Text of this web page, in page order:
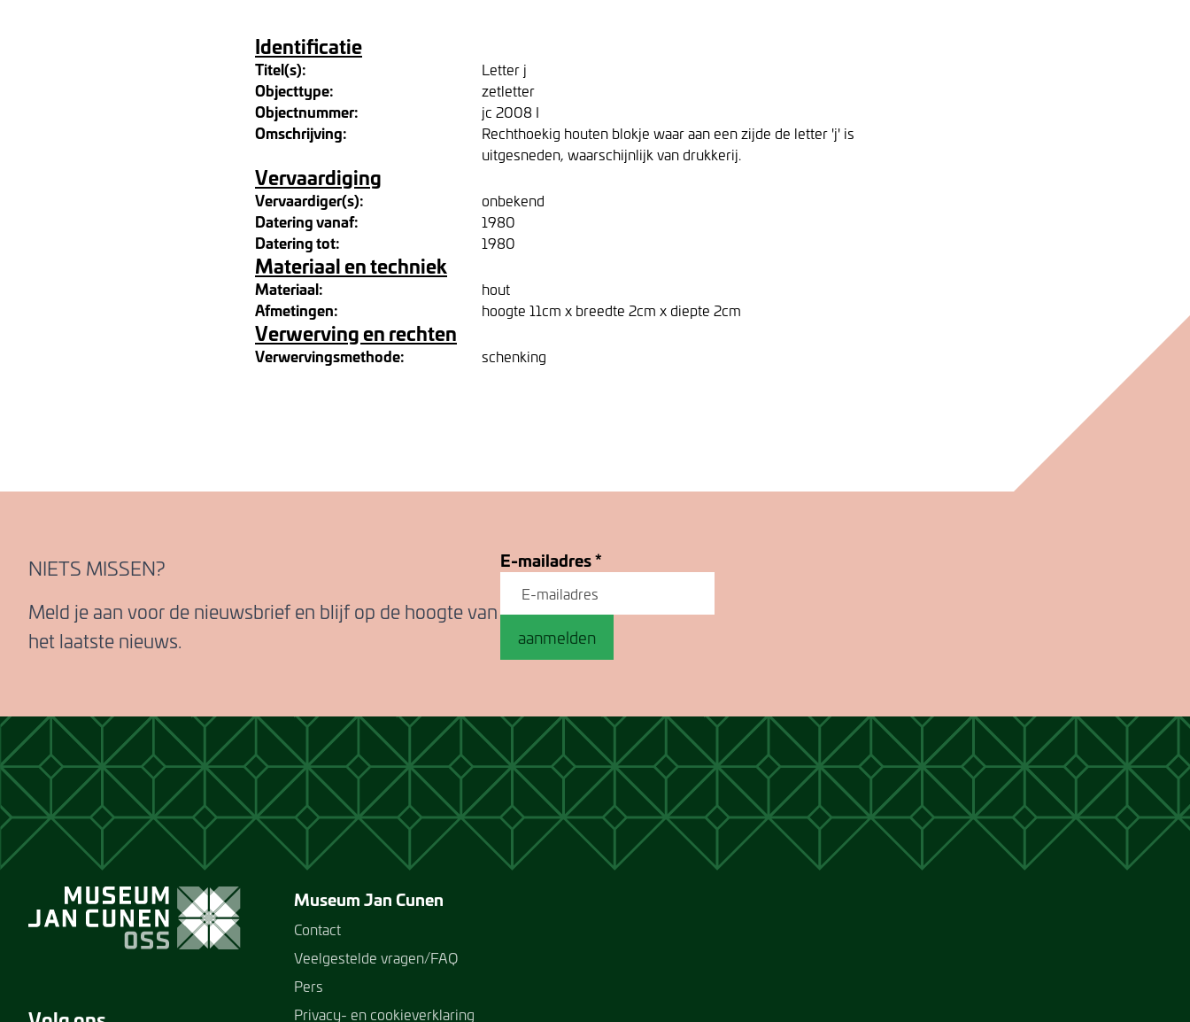
Identificatie
Titel(s): Letter j
Objecttype: zetletter
Objectnummer: jc 2008 I
Omschrijving:
Rechthoekig houten blokje waar aan een zijde de letter 'j' is
uitgesneden, waarschijnlijk van drukkerij.
Vervaardiging
Vervaardiger(s): onbekend
Datering vanaf: 1980
Datering tot: 1980
Materiaal en techniek
Materiaal: hout
Afmetingen: hoogte 11cm x breedte 2cm x diepte 2cm
Verwerving en rechten
Verwervingsmethode: schenking
NIETS MISSEN?
Meld je aan voor de nieuwsbrief en blijf op de hoogte van
het laatste nieuws.
E-mailadres*
aanmelden
Museum Jan Cunen
Contact
Veelgestelde vragen/FAQ
Pers
Privacy- en cookieverklaring